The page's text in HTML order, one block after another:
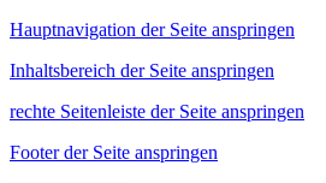
Hauptnavigation der Seite anspringen
Inhaltsbereich der Seite anspringen
rechte Seitenleiste der Seite anspringen
Footer der Seite anspringen